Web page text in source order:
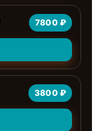
7800 ₽
3800 ₽